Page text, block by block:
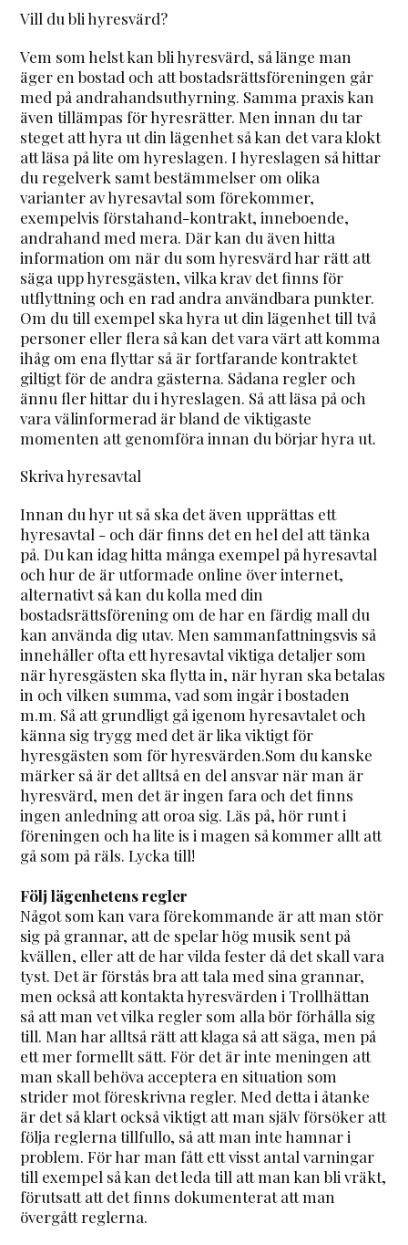
Vill du bli hyresvärd?
Vem som helst kan bli hyresvärd, så länge man
äger en bostad och att bostadsrättsföreningen går
med på andrahandsuthyrning. Samma praxis kan
även tillämpas för hyresrätter. Men innan du tar
steget att hyra ut din lägenhet så kan det vara klokt
att läsa på lite om hyreslagen. I hyreslagen så hittar
du regelverk samt bestämmelser om olika
varianter av hyresavtal som förekommer,
exempelvis förstahand-kontrakt, inneboende,
andrahand med mera. Där kan du även hitta
information om när du som hyresvärd har rätt att
säga upp hyresgästen, vilka krav det finns för
utflyttning och en rad andra användbara punkter.
Om du till exempel ska hyra ut din lägenhet till två
personer eller flera så kan det vara värt att komma
ihåg om ena flyttar så är fortfarande kontraktet
giltigt för de andra gästerna. Sådana regler och
ännu fler hittar du i hyreslagen. Så att läsa på och
vara välinformerad är bland de viktigaste
momenten att genomföra innan du börjar hyra ut.
Skriva hyresavtal
Innan du hyr ut så ska det även upprättas ett
hyresavtal - och där finns det en hel del att tänka
på. Du kan idag hitta många exempel på hyresavtal
och hur de är utformade online över internet,
alternativt så kan du kolla med din
bostadsrättsförening om de har en färdig mall du
kan använda dig utav. Men sammanfattningsvis så
innehåller ofta ett hyresavtal viktiga detaljer som
när hyresgästen ska flytta in, när hyran ska betalas
in och vilken summa, vad som ingår i bostaden
m.m. Så att grundligt gå igenom hyresavtalet och
känna sig trygg med det är lika viktigt för
hyresgästen som för hyresvärden.Som du kanske
märker så är det alltså en del ansvar när man är
hyresvärd, men det är ingen fara och det finns
ingen anledning att oroa sig. Läs på, hör runt i
föreningen och ha lite is i magen så kommer allt att
gå som på räls. Lycka till!
Följ lägenhetens regler
Något som kan vara förekommande är att man stör
sig på grannar, att de spelar hög musik sent på
kvällen, eller att de har vilda fester då det skall vara
tyst. Det är förstås bra att tala med sina grannar,
men också att kontakta hyresvärden i Trollhättan
så att man vet vilka regler som alla bör förhålla sig
till. Man har alltså rätt att klaga så att säga, men på
ett mer formellt sätt. För det är inte meningen att
man skall behöva acceptera en situation som
strider mot föreskrivna regler. Med detta i åtanke
är det så klart också viktigt att man själv försöker att
följa reglerna tillfullo, så att man inte hamnar i
problem. För har man fått ett visst antal varningar
till exempel så kan det leda till att man kan bli vräkt,
förutsatt att det finns dokumenterat att man
övergått reglerna.